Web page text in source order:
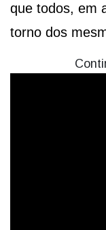
que todos, em
torno dos